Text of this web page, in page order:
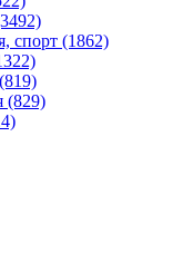
спорт (1862)
(829)